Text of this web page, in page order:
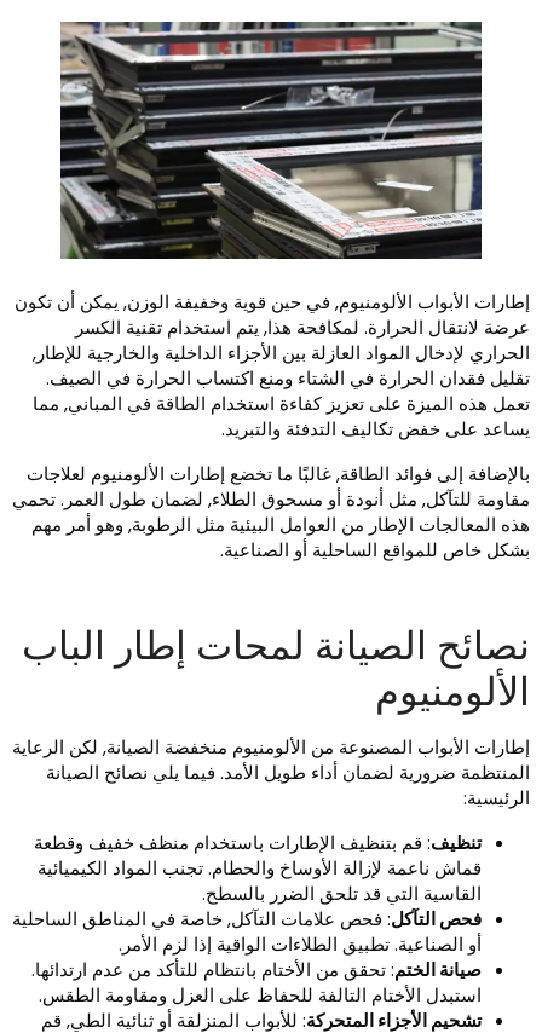
الأبواب الألومنيوم, في حين قوية وخفيفة الوزن, يمكن أن تكون
لانتقال الحرارة. لمكافحة هذا, يتم استخدام تقنية الكسر
لإدخال المواد العازلة بين الأجزاء الداخلية والخارجية للإطار,
فقدان الحرارة في الشتاء ومنع اكتساب الحرارة في الصيف.
هذه الميزة على تعزيز كفاءة استخدام الطاقة في المباني, مما
على خفض تكاليف التدفئة والتبريد.
إلى فوائد الطاقة, غالبًا ما تخضع إطارات الألومنيوم لعلاجات
للتآكل, مثل أنودة أو مسحوق الطلاء, لضمان طول العمر. تحمي
المعالجات الإطار من العوامل البيئية مثل الرطوبة, وهو أمر مهم
خاص للمواقع الساحلية أو الصناعية.
الصيانة لمحات إطار الباب
الأبواب المصنوعة من الألومنيوم منخفضة الصيانة, لكن الرعاية
ضرورية لضمان أداء طويل الأمد. فيما يلي نصائح الصيانة
تنظيف: قم بتنظيف الإطارات باستخدام منظف خفيف وقطعة
قماش ناعمة لإزالة الأوساخ والحطام. تجنب المواد الكيميائية
القاسية التي قد تلحق الضرر بالسطح.
فحص التآكل: فحص علامات التآكل, خاصة في المناطق الساحلية
أو الصناعية. تطبيق الطلاءات الواقية إذا لزم الأمر.
صيانة الختم: تحقق من الأختام بانتظام للتأكد من عدم ارتدائها.
استبدل الأختام التالفة للحفاظ على العزل ومقاومة الطقس.
تشحيم الأجزاء المتحركة: للأبواب المنزلقة أو ثنائية الطي, قم